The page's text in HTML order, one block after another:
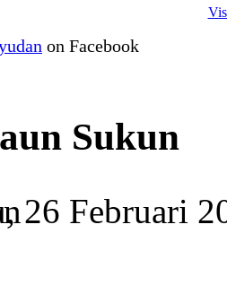
on Facebook
Sukun
26 Februari